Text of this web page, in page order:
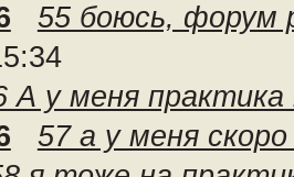
55 боюсь, форум
А у меня практика
57 а у меня